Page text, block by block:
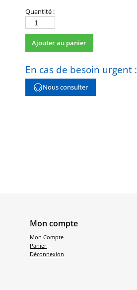
Quantité :
quantité
de
085A10
Ajouter au panier
En cas de besoin urgent :
Nous consulter
Mon compte
Mon Compte
Panier
Déconnexion